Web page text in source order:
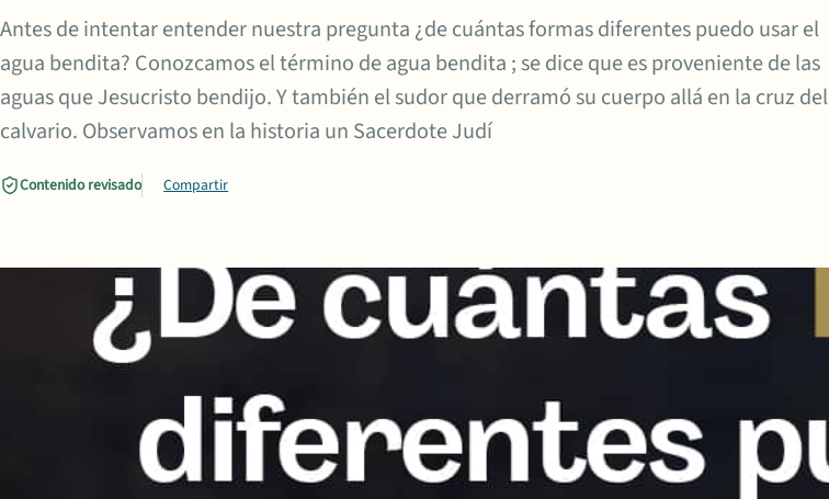
Antes de intentar entender nuestra pregunta ¿de cuántas formas diferentes puedo usar el
agua bendita? Conozcamos el término de agua bendita ; se dice que es proveniente de las
aguas que Jesucristo bendijo. Y también el sudor que derramó su cuerpo allá en la cruz del
calvario. Observamos en la historia un Sacerdote Judí
Contenido revisado Compartir